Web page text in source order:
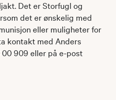
Det er Storfugl og
det er ønskelig med
eller muligheter for
kontakt med Anders
909 eller på e-post